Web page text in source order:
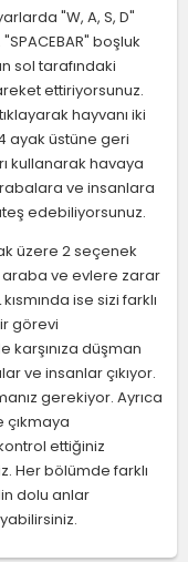
"W, A, S, D"
boşluk
sol tarafındaki
ettiriyorsunuz.
hayvanı iki
ayak üstüne geri
kullanarak havaya
ve insanlara
edebiliyorsunuz.
üzere 2 seçenek
ve evlere zarar
ise sizi farklı
görevi
karşınıza düşman
ve insanlar çıkıyor.
gerekiyor. Ayrıca
çıkmaya
ettiğiniz
Her bölümde farklı
dolu anlar